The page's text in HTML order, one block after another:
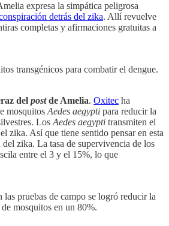
expresa la simpática peligrosa
detrás del zika. Allí revuelve
completas y afirmaciones gratuitas a
transgénicos para combatir el dengue.
del postde Amelia. Oxitec ha
mosquitos Aedes aegypti para reducir la
Los Aedes aegypti transmiten el
zika. Así que tiene sentido pensar en esta
zika. La tasa de supervivencia de los
entre el 3 y el 15%, lo que
las pruebas de campo se logró reducir la
mosquitos en un 80%.